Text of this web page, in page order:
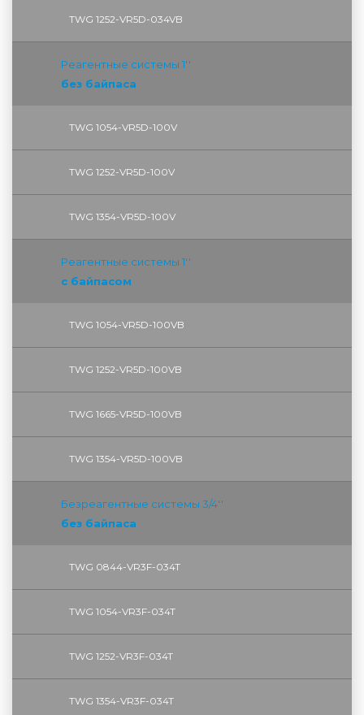
TWG 1252-VR5D-034VB
Реагентные системы 1''
без байпаса
TWG 1054-VR5D-100V
TWG 1252-VR5D-100V
TWG 1354-VR5D-100V
Реагентные системы 1''
с байпасом
TWG 1054-VR5D-100VB
TWG 1252-VR5D-100VB
TWG 1665-VR5D-100VB
TWG 1354-VR5D-100VB
Безреагентные системы 3/4''
без байпаса
TWG 0844-VR3F-034T
TWG 1054-VR3F-034T
TWG 1252-VR3F-034T
TWG 1354-VR3F-034T